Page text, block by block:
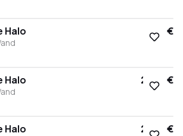
Halo 17,50 €
Halo 22,50 €
Halo 29,50 €